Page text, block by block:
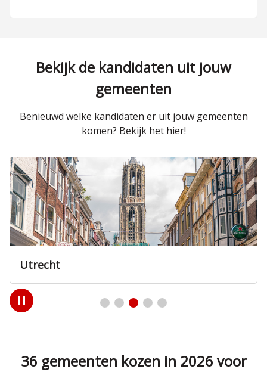
Bekijk de kandidaten uit jouw
gemeenten
Benieuwd welke kandidaten er uit jouw gemeenten
komen? Bekijk het hier!
Utrecht
Play
/
36 gemeenten kozen in 2026 voor